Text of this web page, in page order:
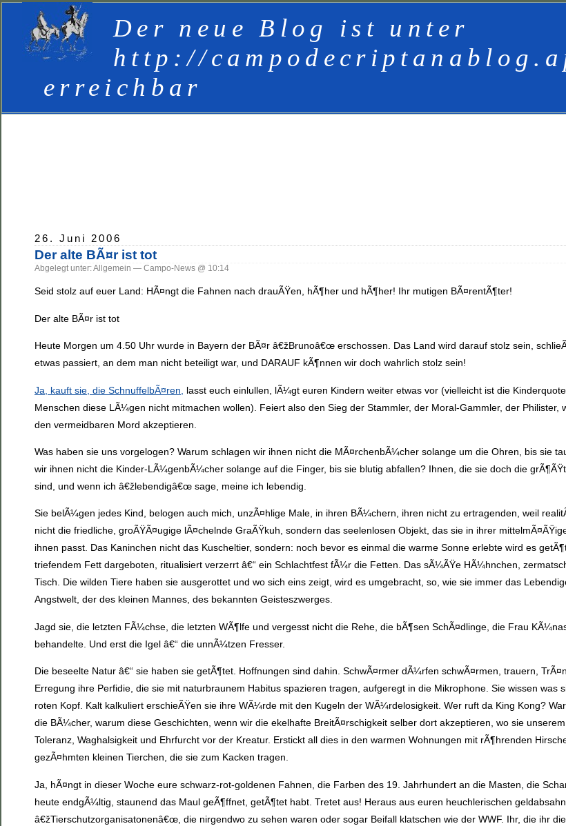
Der neue Blog ist unter
http://
erreichbar
26. Juni 2006
Der alte BÃ¤r ist tot
Abgelegt unter: Allgemein — Campo-News @ 10:14
Seid stolz auf euer Land: HÃ¤ngt die Fahnen nach drauÃŸen, hÃ¶her und hÃ¶her! Ihr mutigen BÃ¤rentÃ¶ter!
Der alte BÃ¤r ist tot
Heute Morgen um 4.50 Uhr wurde in Bayern der BÃ¤r â€žBrunoâ€œ erschossen. Das Land wird darauf stolz sein,
etwas passiert, an dem man nicht beteiligt war, und DARAUF kÃ¶nnen wir doch wahrlich stolz sein!
Ja, kauft sie, die SchnuffelbÃ¤ren,
lasst euch einlullen, lÃ¼gt euren Kindern weiter etwas vor (vielleicht ist die
Menschen diese LÃ¼gen nicht mitmachen wollen). Feiert also den Sieg der Stammler, der Moral-Gammler, der
den vermeidbaren Mord akzeptieren.
Was haben sie uns vorgelogen? Warum schlagen wir ihnen nicht die MÃ¤rchenbÃ¼cher solange um die Ohren, bis sie
wir ihnen nicht die Kinder-LÃ¼genbÃ¼cher solange auf die Finger, bis sie blutig abfallen? Ihnen, die sie doch die
sind, und wenn ich â€žlebendigâ€œ sage, meine ich lebendig.
Sie belÃ¼gen jedes Kind, belogen auch mich, unzÃ¤hlige Male, in ihren BÃ¼chern, ihren nicht zu ertragenden, weil
nicht die friedliche, groÃŸÃ¤ugige lÃ¤chelnde GraÃŸkuh, sondern das seelenlosen Objekt, das sie in ihrer
ihnen passt. Das Kaninchen nicht das Kuscheltier, sondern: noch bevor es einmal die warme Sonne erlebte wird es
triefendem Fett dargeboten, ritualisiert verzerrt â€“ ein Schlachtfest fÃ¼r die Fetten. Das sÃ¼ÃŸe HÃ¼hnchen,
Tisch. Die wilden Tiere haben sie ausgerottet und wo sich eins zeigt, wird es umgebracht, so, wie sie immer das
Angstwelt, der des kleinen Mannes, des bekannten Geisteszwerges.
Jagd sie, die letzten FÃ¼chse, die letzten WÃ¶lfe und vergesst nicht die Rehe, die bÃ¶sen SchÃ¤dlinge, die Frau
behandelte. Und erst die Igel â€“ die unnÃ¼tzen Fresser.
Die beseelte Natur â€“ sie haben sie getÃ¶tet. Hoffnungen sind dahin. SchwÃ¤rmer dÃ¼rfen schwÃ¤rmen, trauern,
Erregung ihre Perfidie, die sie mit naturbraunem Habitus spazieren tragen, aufgeregt in die Mikrophone. Sie wissen was
roten Kopf. Kalt kalkuliert erschieÃŸen sie ihre WÃ¼rde mit den Kugeln der WÃ¼rdelosigkeit. Wer ruft da King Kong?
die BÃ¼cher, warum diese Geschichten, wenn wir die ekelhafte BreitÃ¤rschigkeit selber dort akzeptieren, wo sie
Toleranz, Waghalsigkeit und Ehrfurcht vor der Kreatur. Erstickt all dies in den warmen Wohnungen mit rÃ¶hrenden
gezÃ¤hmten kleinen Tierchen, die sie zum Kacken tragen.
Ja, hÃ¤ngt in dieser Woche eure schwarz-rot-goldenen Fahnen, die Farben des 19. Jahrhundert an die Masten, die
heute endgÃ¼ltig, staunend das Maul geÃ¶ffnet, getÃ¶tet habt. Tretet aus! Heraus aus euren heuchlerischen
â€žTierschutzorganisatonenâ€œ, die nirgendwo zu sehen waren oder sogar Beifall klatschen wie der WWF. Ihr, die ihr